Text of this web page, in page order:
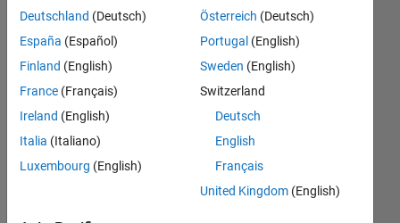
Tamoghna
Bhattacharya
12 Feb
Risposta
Risposta
Deutschland (Deutsch)
España (Español)
Finland (English)
France (Français)
Ireland (English)
Italia (Italiano)
Luxembourg (English)
Österreich (Deutsch)
Portugal (English)
Sweden (English)
Switzerland
Deutsch
English
Français
United Kingdom(English)